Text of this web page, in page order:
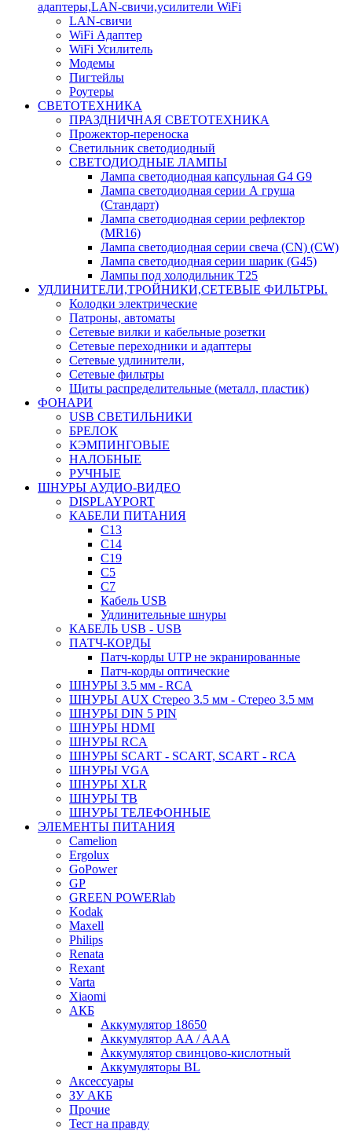
адаптеры,LAN-свичи,усилители WiFi
LAN-свичи
WiFi Адаптер
WiFi Усилитель
Модемы
Пигтейлы
Роутеры
СВЕТОТЕХНИКА
ПРАЗДНИЧНАЯ СВЕТОТЕХНИКА
Прожектор-переноска
Светильник светодиодный
СВЕТОДИОДНЫЕ ЛАМПЫ
Лампа светодиодная капсульная G4 G9
Лампа светодиодная серии А груша
(Стандарт)
Лампа светодиодная серии рефлектор
(MR16)
Лампа светодиодная серии свеча (CN) (CW)
Лампа светодиодная серии шарик (G45)
Лампы под холодильник T25
УДЛИНИТЕЛИ,ТРОЙНИКИ,СЕТЕВЫЕ ФИЛЬТРЫ.
Колодки электрические
Патроны, автоматы
Сетевые вилки и кабельные розетки
Сетевые переходники и адаптеры
Сетевые удлинители,
Сетевые фильтры
Щиты распределительные (металл, пластик)
ФОНАРИ
USB СВЕТИЛЬНИКИ
БРЕЛОК
КЭМПИНГОВЫЕ
НАЛОБНЫЕ
РУЧНЫЕ
ШНУРЫ АУДИО-ВИДЕО
DISPLAYPORT
КАБЕЛИ ПИТАНИЯ
C13
C14
C19
C5
C7
Кабель USB
Удлинительные шнуры
КАБЕЛЬ USB - USB
ПАТЧ-КОРДЫ
Патч-корды UTP не экранированные
Патч-корды оптические
ШНУРЫ 3.5 мм - RCA
ШНУРЫ AUX Стерео 3.5 мм - Стерео 3.5 мм
ШНУРЫ DIN 5 PIN
ШНУРЫ HDMI
ШНУРЫ RCA
ШНУРЫ SCART - SCART, SCART - RCA
ШНУРЫ VGA
ШНУРЫ XLR
ШНУРЫ ТВ
ШНУРЫ ТЕЛЕФОННЫЕ
ЭЛЕМЕНТЫ ПИТАНИЯ
Camelion
Ergolux
GoPower
GP
GREEN POWERlab
Kodak
Maxell
Philips
Renata
Rexant
Varta
Xiaomi
АКБ
Аккумулятор 18650
Аккумулятор AA / AAA
Аккумулятор свинцово-кислотный
Аккумуляторы BL
Аксессуары
ЗУ АКБ
Прочие
Тест на правду